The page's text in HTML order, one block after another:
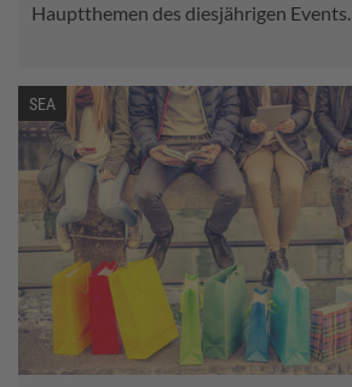
Hauptthemen des diesjährigen Events.
SEA